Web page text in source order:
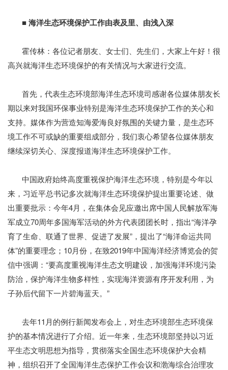
■ 海洋生态环境保护工作由表及里、由浅入深
霍传林：各位记者朋友、女士们、先生们，大家上午好！很
高兴就海洋生态环境保护的有关情况与大家进行交流。
首先，代表生态环境部海洋生态环境司感谢各位媒体朋友长
期以来对我国环保事业特别是海洋生态环境保护工作的关心和
支持。媒体作为营造知海爱海良好氛围的关键力量，是生态环
境工作不可或缺的重要组成部分，我们衷心希望各位媒体朋友
继续深切关心、深度报道海洋生态环境保护工作。
中国政府始终高度重视保护海洋生态环境，特别是今年以
来，习近平总书记多次就海洋生态环境保护提出重要论述、做
出重要批示：今年4月，在集体会见应邀出席中国人民解放军海
军成立70周年多国海军活动的外方代表团团长时，指出“海洋孕
育了生命、联通了世界、促进了发展”，提出了“海洋命运共同
体”的重要理念；10月份，在致2019年中国海洋经济博览会的贺
信中强调：“要高度重视海洋生态文明建设，加强海洋环境污染
防治，保护海洋生物多样性，实现海洋资源有序开发利用，为
子孙后代留下一片碧海蓝天。”
去年11月的例行新闻发布会上，对生态环境部生态环境保
护的基本情况进行了介绍。近一年来，生态环境部坚持以习近
平生态文明思想为指导，贯彻落实全国生态环境保护大会精
神，组织召开了全国海洋生态保护工作会议和渤海综合治理攻